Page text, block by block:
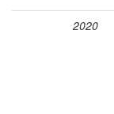
2020